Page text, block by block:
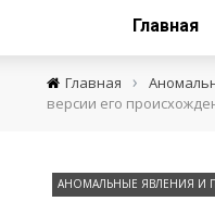
Главная
Главная ›
версии его
АНОМАЛЬНЫЕ ЯВЛЕНИЯ И